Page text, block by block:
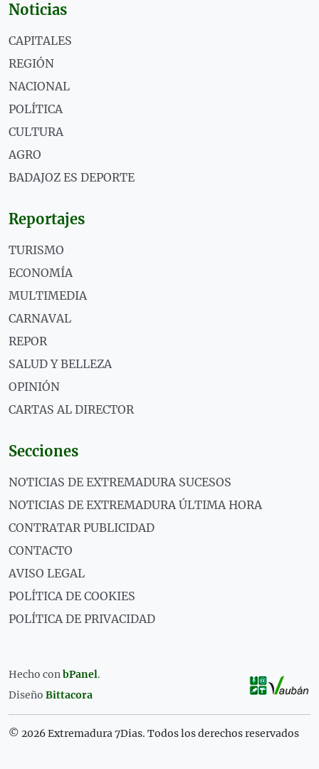
Noticias
CAPITALES
REGIÓN
NACIONAL
POLÍTICA
CULTURA
AGRO
BADAJOZ ES DEPORTE
Reportajes
TURISMO
ECONOMÍA
MULTIMEDIA
CARNAVAL
REPOR
SALUD Y BELLEZA
OPINIÓN
CARTAS AL DIRECTOR
Secciones
NOTICIAS DE EXTREMADURA SUCESOS
NOTICIAS DE EXTREMADURA ÚLTIMA HORA
CONTRATAR PUBLICIDAD
CONTACTO
AVISO LEGAL
POLÍTICA DE COOKIES
POLÍTICA DE PRIVACIDAD
Hecho conbPanel.
Diseño Bittacora
© 2026 Extremadura 7Dias. Todos los derechos reservados